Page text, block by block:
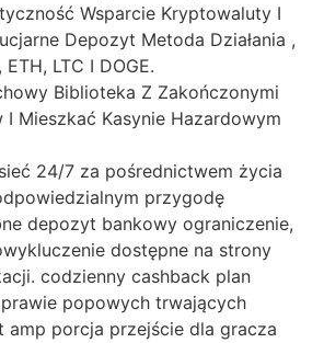
Wsparcie Kryptowaluty I
Depozyt Metoda Działania ,
LTC I DOGE.
Biblioteka Z Zakończonymi
I Mieszkać Kasynie Hazardowym
24/7 za pośrednictwem życia
przygodę
depozyt bankowy ograniczenie,
dostępne na strony
codzienny cashback plan
prawie popowych trwających
amp porcja przejście dla gracza